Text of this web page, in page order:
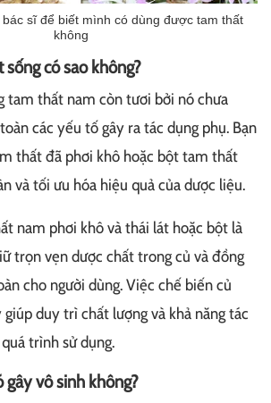
sĩ để biết mình có dùng được tam thất
không
có sao không?
tam thất nam còn tươi bởi nó chưa
các yếu tố gây ra tác dụng phụ. Bạn
thất đã phơi khô hoặc bột tam thất
và tối ưu hóa hiệu quả của dược liệu.
nam phơi khô và thái lát hoặc bột là
trọn vẹn dược chất trong củ và đồng
cho người dùng. Việc chế biến củ
duy trì chất lượng và khả năng tác
trình sử dụng.
vô sinh không?